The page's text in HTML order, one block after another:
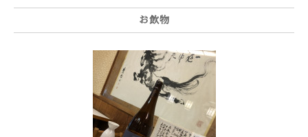
お飲物